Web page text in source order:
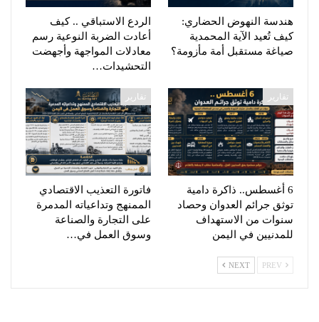
هندسة النهوض الحضاري:
كيف تُعيد الآية المحمدية
صياغة مستقبل أمة مأزومة؟
الردع الاستباقي .. كيف
أعادت الضربة النوعية رسم
معادلات المواجهة وأجهضت
التحشيدات…
تقارير
6 أغسطس.. ذاكرة دامية
توثق جرائم العدوان وحصاد
سنوات من الاستهداف
للمدنيين في اليمن
تقارير
فاتورة التعذيب الاقتصادي
الممنهج وتداعياته المدمرة
على التجارة والصناعة
وسوق العمل في…
NEXT